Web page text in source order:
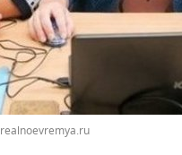
realnoevremya.ru